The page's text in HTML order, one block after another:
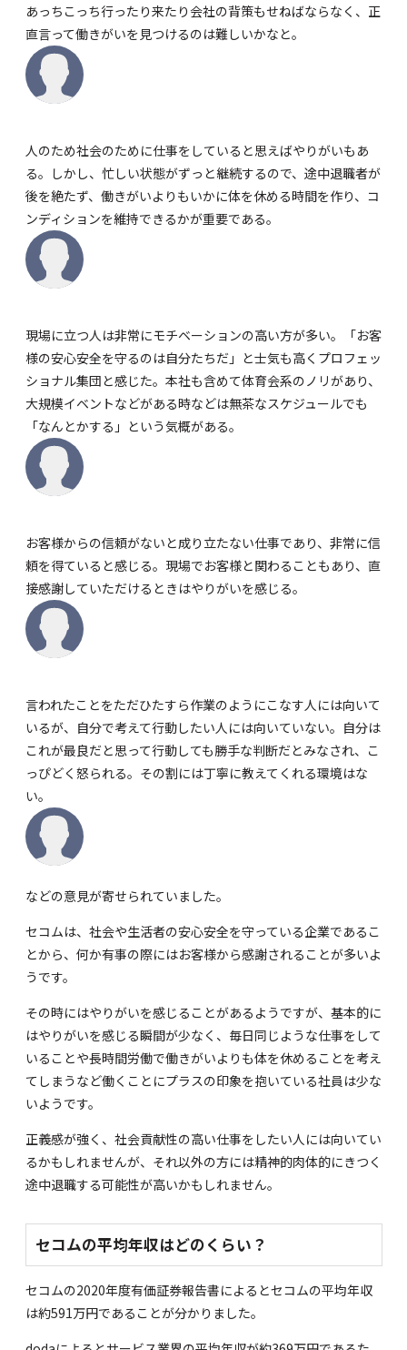
あっちこっち行ったり来たり会社の背策もせねばならなく、正
直言って働きがいを見つけるのは難しいかなと。
人のため社会のために仕事をしていると思えばやりがいもあ
る。しかし、忙しい状態がずっと継続するので、途中退職者が
後を絶たず、働きがいよりもいかに体を休める時間を作り、コ
ンディションを維持できるかが重要である。
現場に立つ人は非常にモチベーションの高い方が多い。「お客
様の安心安全を守るのは自分たちだ」と士気も高くプロフェッ
ショナル集団と感じた。本社も含めて体育会系のノリがあり、
大規模イベントなどがある時などは無茶なスケジュールでも
「なんとかする」という気概がある。
お客様からの信頼がないと成り立たない仕事であり、非常に信
頼を得ていると感じる。現場でお客様と関わることもあり、直
接感謝していただけるときはやりがいを感じる。
言われたことをただひたすら作業のようにこなす人には向いて
いるが、自分で考えて行動したい人には向いていない。自分は
これが最良だと思って行動しても勝手な判断だとみなされ、こ
っぴどく怒られる。その割には丁寧に教えてくれる環境はな
い。
などの意見が寄せられていました。
セコムは、社会や生活者の安心安全を守っている企業であるこ
とから、何か有事の際にはお客様から感謝されることが多いよ
うです。
その時にはやりがいを感じることがあるようですが、基本的に
はやりがいを感じる瞬間が少なく、毎日同じような仕事をして
いることや長時間労働で働きがいよりも体を休めることを考え
てしまうなど働くことにプラスの印象を抱いている社員は少な
いようです。
正義感が強く、社会貢献性の高い仕事をしたい人には向いてい
るかもしれませんが、それ以外の方には精神的肉体的にきつく
途中退職する可能性が高いかもしれません。
セコムの平均年収はどのくらい？
セコムの2020年度有価証券報告書によるとセコムの平均年収
は約591万円であることが分かりました。